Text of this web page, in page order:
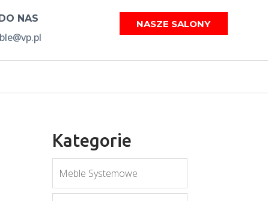
NAS NASZE SALONY
Kategorie
Meble Systemowe